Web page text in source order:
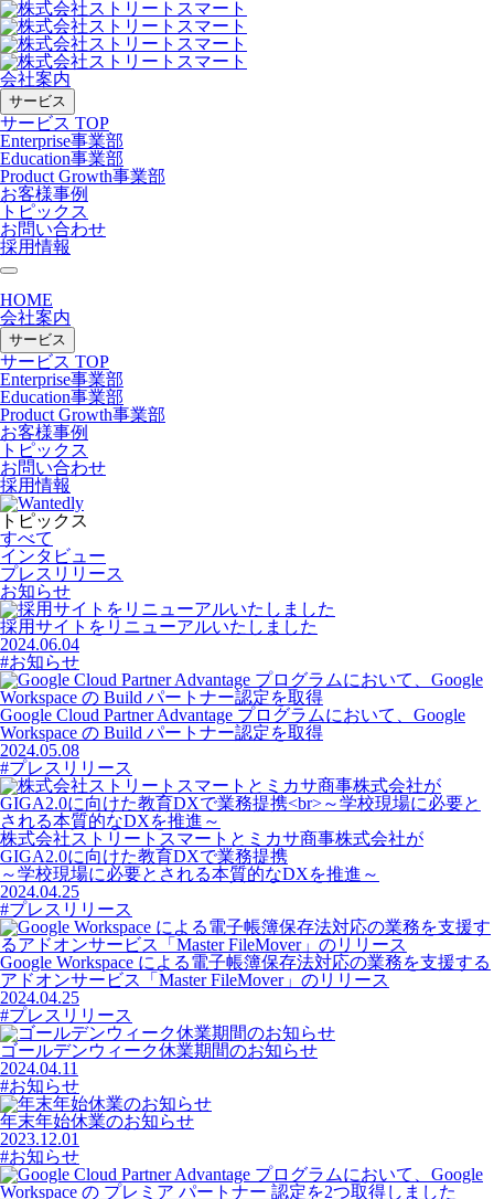
会社案内
サービス
サービス TOP
Enterprise事業部
Education事業部
Product Growth事業部
お客様事例
トピックス
お問い合わせ
採用情報
HOME
会社案内
サービス
サービス TOP
Enterprise事業部
Education事業部
Product Growth事業部
お客様事例
トピックス
お問い合わせ
採用情報
トピックス
すべて
インタビュー
プレスリリース
お知らせ
採用サイトをリニューアルいたしました
2024.06.04
#お知らせ
Google Cloud Partner Advantage プログラムにおいて、Google
Workspace の Build パートナー認定を取得
2024.05.08
#プレスリリース
株式会社ストリートスマートとミカサ商事株式会社が
GIGA2.0に向けた教育DXで業務提携
～学校現場に必要とされる本質的なDXを推進～
2024.04.25
#プレスリリース
Google Workspace による電子帳簿保存法対応の業務を支援する
アドオンサービス「Master FileMover」のリリース
2024.04.25
#プレスリリース
ゴールデンウィーク休業期間のお知らせ
2024.04.11
#お知らせ
年末年始休業のお知らせ
2023.12.01
#お知らせ